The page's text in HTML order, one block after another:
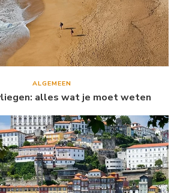
ALGEMEEN
alles wat je moet weten